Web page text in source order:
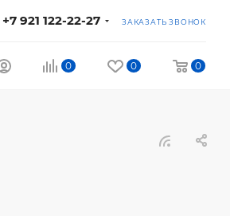
+7 921 122-22-27 ЗАКАЗАТЬ ЗВОНОК
0 0 0